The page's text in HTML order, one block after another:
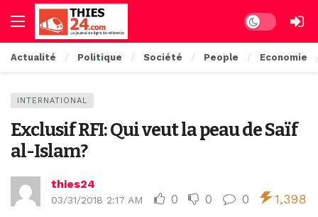
Dark mode
Actualité Politique Société People Economie
INTERNATIONAL
Exclusif RFI: Qui veut la peau de Saïf
al-Islam?
thies24
03/31/2018 2:17 AM 0 0 0 1,398